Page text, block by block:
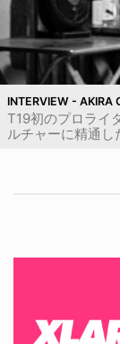
INTERVIEW - AKIRA
T19初のプロライ
ルチャーに精通し